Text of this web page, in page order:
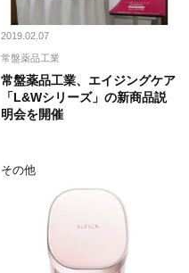
2019.02.07
常盤薬品工業
常盤薬品工業、エイジングケア
「L&Wシリーズ」の新商品説
明会を開催
その他